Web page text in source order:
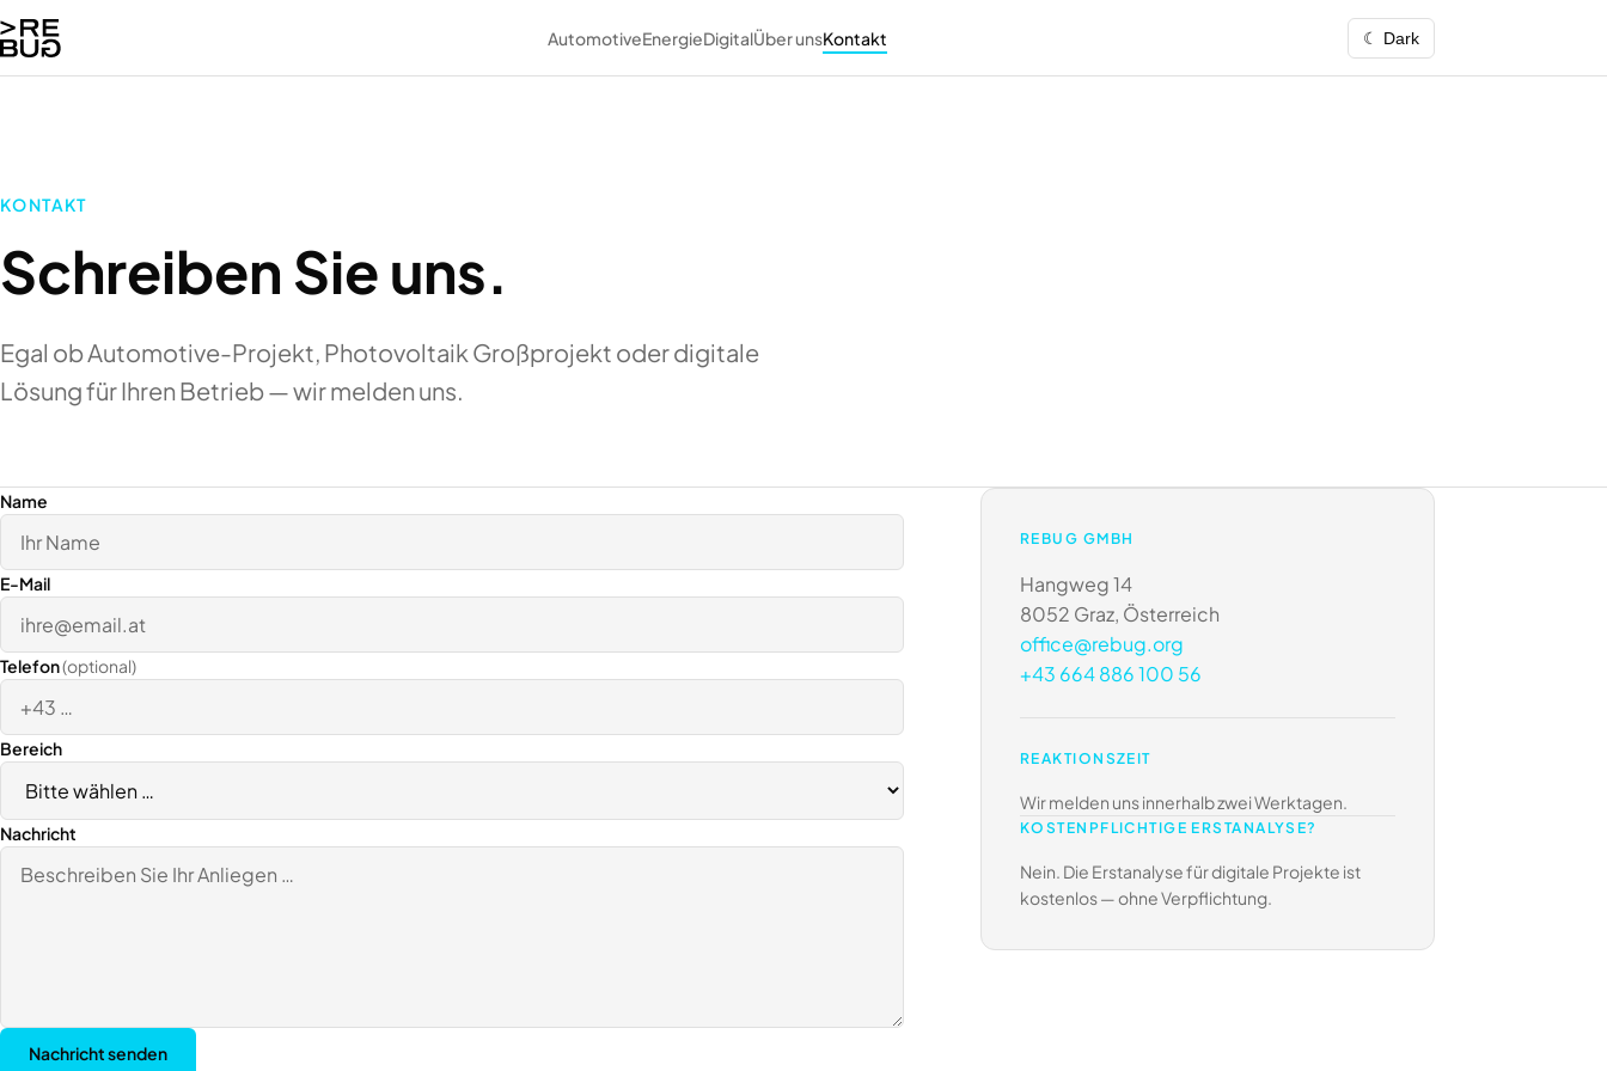
AutomotiveEnergieDigitalÜber unsKontakt ☾ Dark
KONTAKT
Schreiben Sie uns.
Egal ob Automotive-Projekt, Photovoltaik Großprojekt oder digitale
Lösung für Ihren Betrieb — wir melden uns.
Name
E-Mail
Telefon(optional)
Bereich
Nachricht
Nachricht senden
REBUG GMBH
Hangweg 14
8052 Graz, Österreich
office@rebug.org
+43 664 886 100 56
REAKTIONSZEIT
Wir melden uns innerhalb zwei Werktagen.
KOSTENPFLICHTIGE ERSTANALYSE?
Nein. Die Erstanalyse für digitale Projekte ist
kostenlos — ohne Verpflichtung.